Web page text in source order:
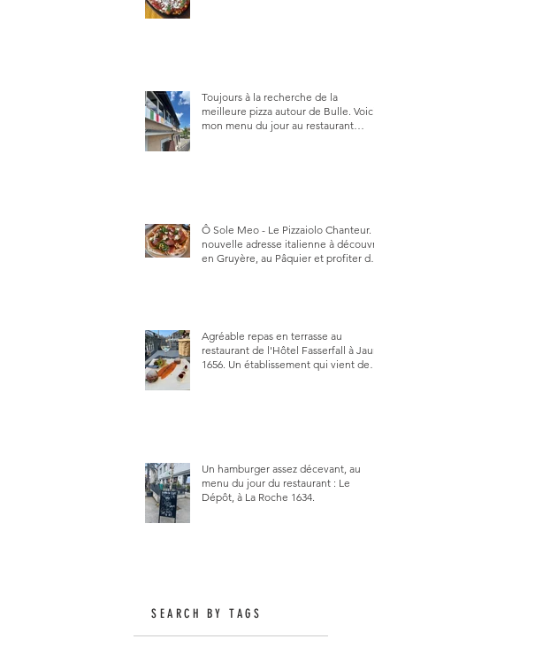
Toujours à la recherche de la
meilleure pizza autour de Bulle. Voici
mon menu du jour au restaurant
Ô Sole Meo - Le Pizzaiolo Chanteur. La
nouvelle adresse italienne à découvrir
en Gruyère, au Pâquier et profiter des
Agréable repas en terrasse au
restaurant de l'Hôtel Fasserfall à Jaun
1656. Un établissement qui vient de
Un hamburger assez décevant, au
menu du jour du restaurant : Le
Dépôt, à La Roche 1634.
SEARCH BY TAGS